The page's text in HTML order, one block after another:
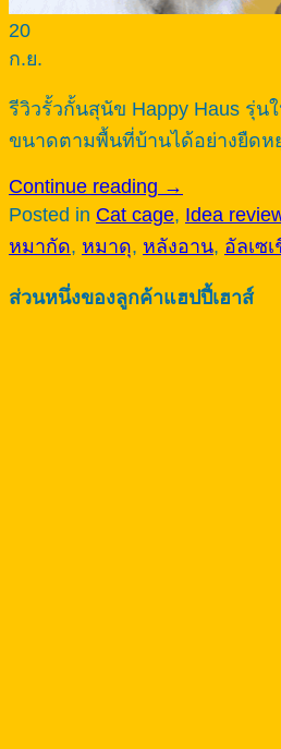
20
ก.ย.
รีวิวรั้วกั้นสุนัข Happy Haus รุ่
ขนาดตามพื้นที่บ้านได้อย่างยืดห
Continue reading →
Posted in Cat cage, Idea
หมากัด, หมาดุ, หลังอาน, อัลเซ
ส่วนหนึ่งของลูกค้าแฮปปี้เฮาส์